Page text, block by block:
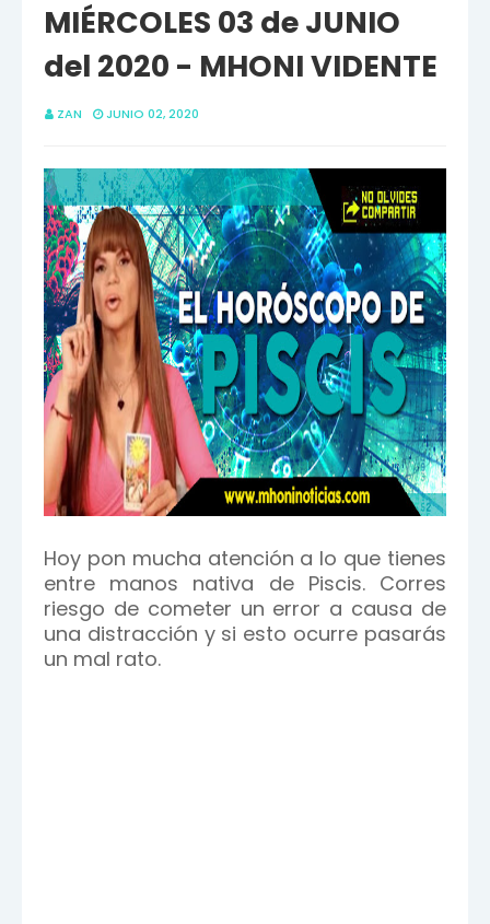
MIÉRCOLES 03 de JUNIO
del 2020 - MHONI VIDENTE
ZAN JUNIO 02, 2020
Hoy pon mucha atención a lo que tienes
entre manos nativa de Piscis. Corres
riesgo de cometer un error a causa de
una distracción y si esto ocurre pasarás
un mal rato.